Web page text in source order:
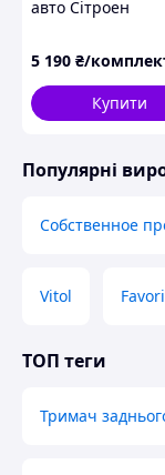
авто Сітроен
Spacetourer) люкс
смуга
5 190 ₴/
Купити
Популярні
Собственное
Vitol
ТОП теги
Тримач